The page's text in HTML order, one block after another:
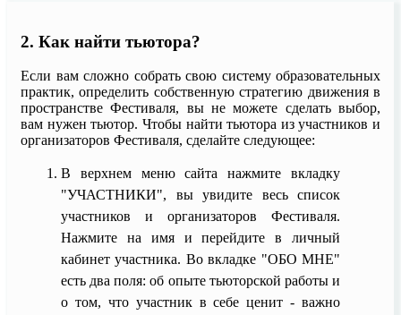
2. Как найти тьютора?
Если вам сложно собрать свою систему образовательных
практик, определить собственную стратегию движения в
пространстве Фестиваля, вы не можете сделать выбор,
вам нужен тьютор. Чтобы найти тьютора из участников и
организаторов Фестиваля, сделайте следующее:
В верхнем меню сайта нажмите вкладку
"УЧАСТНИКИ", вы увидите весь список
участников и организаторов Фестиваля.
Нажмите на имя и перейдите в личный
кабинет участника. Во вкладке "ОБО МНЕ"
есть два поля: об опыте тьюторской работы и
о том, что участник в себе ценит - важно